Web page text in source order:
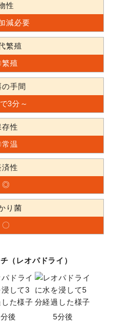
性
減必要
繁殖
繁殖
の手間
3分～
存性
常温
済性
◎
り菌
〇
（レオパドライ）
後
5分後